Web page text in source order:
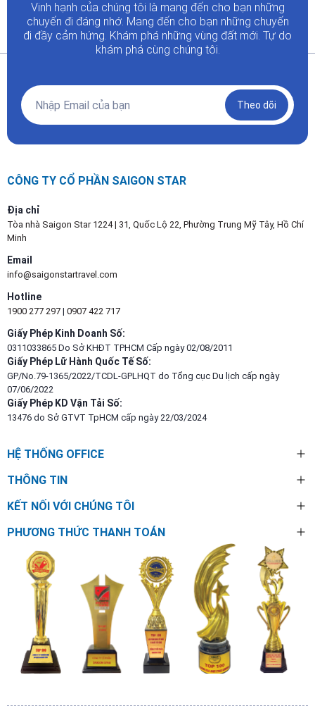
Vinh hạnh của chúng tôi là mang đến cho bạn những
chuyến đi đáng nhớ. Mang đến cho bạn những chuyến
đi đầy cảm hứng. Khám phá những vùng đất mới. Tự do
khám phá cùng chúng tôi.
Theo dõi
CÔNG TY CỔ PHẦN SAIGON STAR
Địa chỉ
Tòa nhà Saigon Star 1224 | 31, Quốc Lộ 22, Phường Trung Mỹ Tây, Hồ Chí
Minh
Email
info@saigonstartravel.com
Hotline
1900 277 297 | 0907 422 717
Giấy Phép Kinh Doanh Số:
0311033865 Do Sở KHĐT TPHCM Cấp ngày 02/08/2011
Giấy Phép Lữ Hành Quốc Tế Số:
GP/No.79-1365/2022/TCDL-GPLHQT do Tổng cục Du lịch cấp ngày
07/06/2022
Giấy Phép KD Vận Tải Số:
13476 do Sở GTVT TpHCM cấp ngày 22/03/2024
HỆ THỐNG OFFICE
THÔNG TIN
KẾT NỐI VỚI CHÚNG TÔI
PHƯƠNG THỨC THANH TOÁN